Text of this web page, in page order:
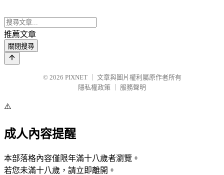
推薦文章
關閉搜尋
© 2026 PIXNET
文章與圖片權利屬原作者所有
隱私權政策
服務聲明
⚠️
成人內容提醒
本部落格內容僅限年滿十八歲者瀏覽。
若您未滿十八歲，請立即離開。